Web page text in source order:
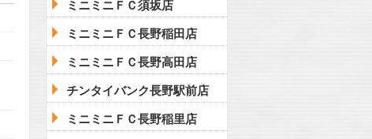
ミニミニＦＣ須坂店
ミニミニＦＣ長野稲田店
ミニミニＦＣ長野高田店
チンタイバンク長野駅前店
ミニミニＦＣ長野稲里店